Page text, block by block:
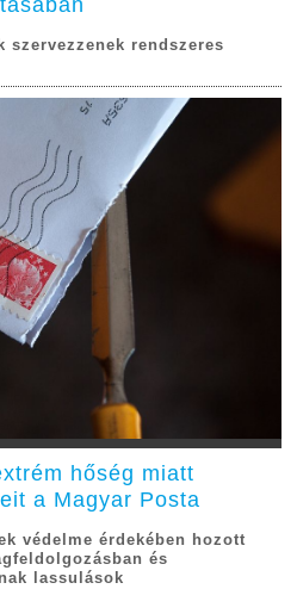
rendszeres
hőség miatt
a Magyar Posta
védelme érdekében hozott
és
lassulások